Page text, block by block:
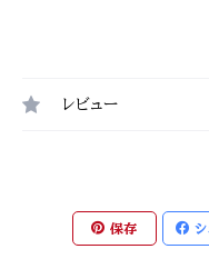
レビュー
保存 シ